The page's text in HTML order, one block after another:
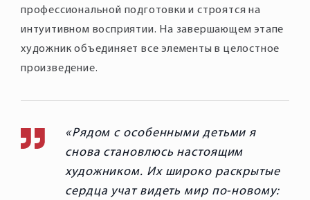
профессиональной подготовки и строятся на
интуитивном восприятии. На завершающем этапе
художник объединяет все элементы в целостное
произведение.
Рядом с особенными детьми я
снова становлюсь настоящим
художником. Их широко раскрытые
сердца учат видеть мир по-новому: